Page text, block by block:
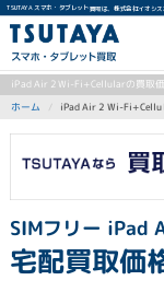
TSUTAYA スマホ・タブレット買取は、株式
iPad Air 2 Wi-Fi+Cellularの買取
ホーム iPad Air 2 Wi-
SIMフリー iPad
宅配買取価